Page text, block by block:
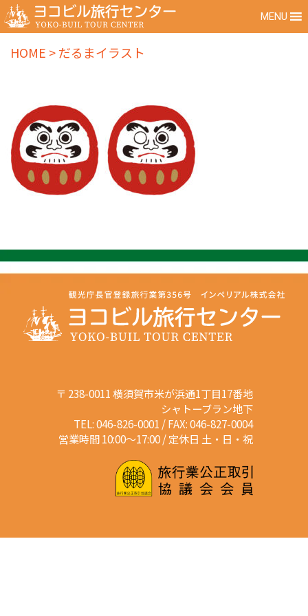
MENU
HOME >だるまイラスト
〒 238-0011 横須賀市米が浜通1丁目17番地
シャトーブラン地下
TEL: 046-826-0001 / FAX: 046-827-0004
営業時間 10:00～17:00 / 定休日 土・日・祝